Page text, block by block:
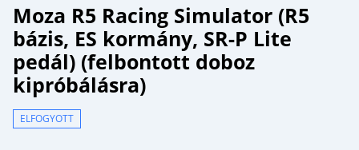
Moza R5 Racing Simulator (R5
bázis, ES kormány, SR-P Lite
pedál) (felbontott doboz
kipróbálásra)
ELFOGYOTT